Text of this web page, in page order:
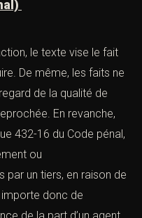
L’INTENTION DE
MÊME QU’IL EN
l’agent
d’emprisonnement
précisé que ce
du produit de
pénal).